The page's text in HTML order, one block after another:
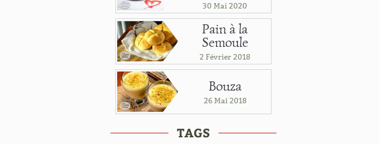
30 Mai 2020
Pain à la
Semoule
2 Février 2018
Bouza
26 Mai 2018
TAGS